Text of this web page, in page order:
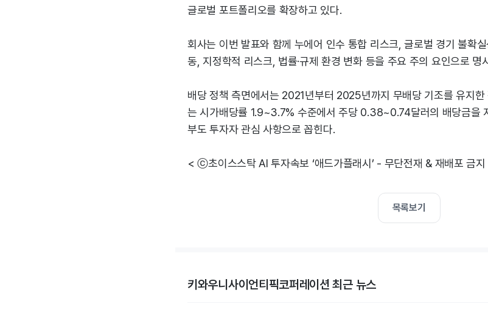
글로벌 포트폴리오를 확장하고 있다.
회사는 이번 발표와 함께 누에어 인수 통합 리스크, 글로벌 경기 불확
동, 지정학적 리스크, 법률·규제 환경 변화 등을 주요 주의 요인으로 명
배당 정책 측면에서는 2021년부터 2025년까지 무배당 기조를 유지
는 시가배당률 1.9~3.7% 수준에서 주당 0.38~0.74달러의 배당금을
부도 투자자 관심 사항으로 꼽힌다.
< ⓒ초이스스탁 AI 투자속보 ‘애드가플래시’ - 무단전재 & 재배포 금지
목록보기
키와우니사이언티픽코퍼레이션 최근 뉴스